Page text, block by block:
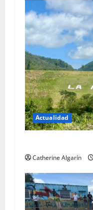
Actualidad
Catherine Algarín